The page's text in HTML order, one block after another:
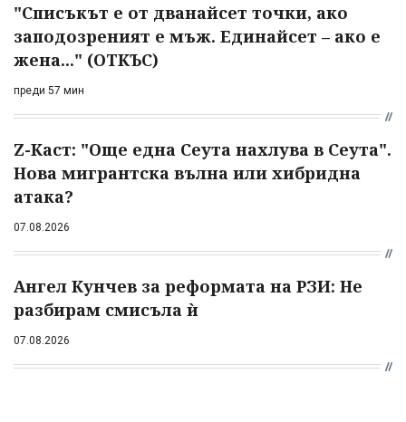
"Списъкът е от дванайсет точки, ако
заподозреният е мъж. Единайсет – ако е
жена..." (ОТКЪС)
преди 57 мин
Z-Каст: "Още една Сеута нахлува в Сеута".
Нова мигрантска вълна или хибридна
атака?
07.08.2026
Ангел Кунчев за реформата на РЗИ: Не
разбирам смисъла ѝ
07.08.2026